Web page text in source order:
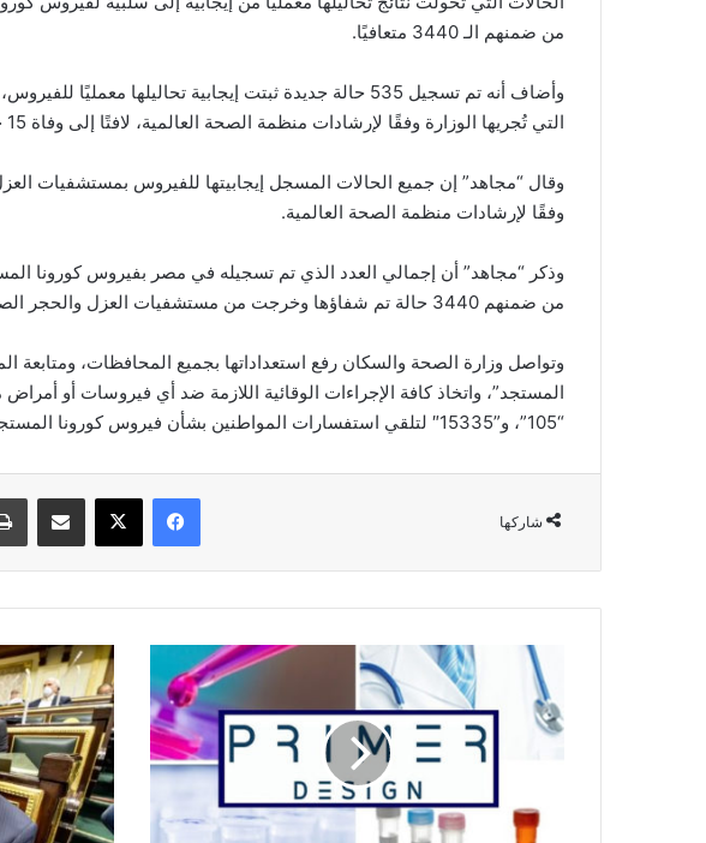
من ضمنهم الـ 3440 متعافيًا.
وأضاف أنه تم تسجيل 535 حالة جديدة ثبتت إيجابية تحاليلها
التي تُجريها الوزارة وفقًا لإرشادات منظمة الصحة العالمية، لافتًا إلى وفاة 15 حالة جديدة.
وقال “مجاهد” إن جميع الحالات المسجل إيجابيتها للفيروس بمستشفيات
وفقًا لإرشادات منظمة الصحة العالمية.
من ضمنهم 3440 حالة تم شفاؤها وخرجت من مستشفيات العزل والحجر الصحي، و 645 حالة وفاة.
وتواصل وزارة الصحة والسكان رفع استعداداتها بجميع المحافظات، ومتابعة
المستجد”، واتخاذ كافة الإجراءات الوقائية اللازمة ضد أي فيروسات أو
“105”، و”15335″ لتلقي استفسارات المواطنين بشأن فيروس كورونا المستجد والأمراض المعدية.
شاركها
فيسبوك ‫X مشاركة عبر البريد
بريطانيا
تقدم
لمصر
40
PCR
البرلمان
يوافق
مبدئيا
على
تعديل
قانون
شركات
قطاع